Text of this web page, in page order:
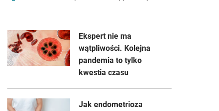
Ekspert nie ma
wątpliwości. Kolejna
pandemia to tylko
kwestia czasu
Jak endometrioza